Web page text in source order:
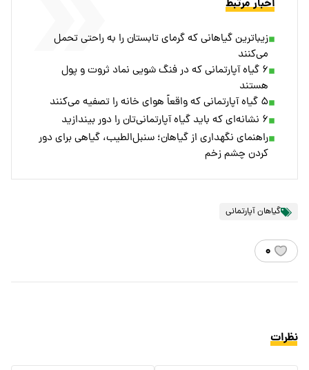
اخبار مرتبط
زیباترین گیاهانی که گرمای تابستان را به راحتی تحمل
می‌کنند
۶ گیاه آپارتمانی که در فنگ شویی نماد ثروت و پول
هستند
۵ گیاه آپارتمانی که واقعاً هوای خانه را تصفیه می‌کنند
۶ نشانه‌ای که باید گیاه آپارتمانی‌تان را دور بیندازید
راهنمای نگهداری از گیاهان؛ سنبل‌الطیب، گیاهی برای دور
کردن چشم زخم
گیاهان آپارتمانی
۰
نظرات